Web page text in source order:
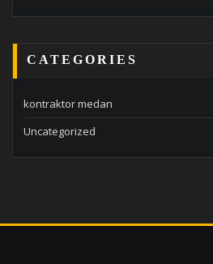
CATEGORIES
kontraktor medan
Uncategorized